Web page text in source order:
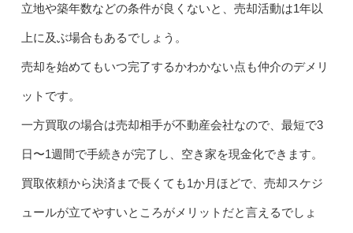
立地や築年数などの条件が良くないと、売却活動は1年以
上に及ぶ場合もあるでしょう。
売却を始めてもいつ完了するかわかない点も仲介のデメリ
ットです。
一方買取の場合は売却相手が不動産会社なので、最短で3
日〜1週間で手続きが完了し、空き家を現金化できます。
買取依頼から決済まで長くても1か月ほどで、売却スケジ
ュールが立てやすいところがメリットだと言えるでしょ